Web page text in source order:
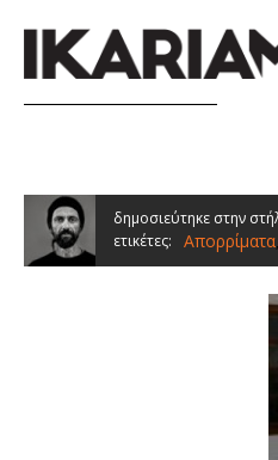
δημοσιεύτηκε στην
ετικέτες: Απορρίματα,